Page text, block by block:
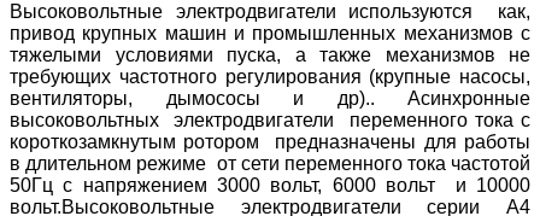
Высоковольтные электродвигатели используются как,
привод крупных машин и промышленных механизмов с
тяжелыми условиями пуска, а также механизмов не
требующих частотного регулирования (крупные насосы,
вентиляторы, дымососы и др).. Асинхронные
высоковольтных электродвигатели переменного тока с
короткозамкнутым ротором предназначены для работы
в длительном режиме от сети переменного тока частотой
50Гц с напряжением 3000 вольт, 6000 вольт и 10000
вольт.Высоковольтные электродвигатели серии А4